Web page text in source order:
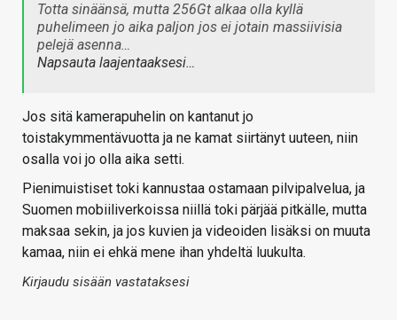
Totta sinäänsä, mutta 256Gt alkaa olla kyllä
puhelimeen jo aika paljon jos ei jotain massiivisia
pelejä asenna…
Napsauta laajentaaksesi…
Jos sitä kamerapuhelin on kantanut jo
toistakymmentävuotta ja ne kamat siirtänyt uuteen, niin
osalla voi jo olla aika setti.
Pienimuistiset toki kannustaa ostamaan pilvipalvelua, ja
Suomen mobiiliverkoissa niillä toki pärjää pitkälle, mutta
maksaa sekin, ja jos kuvien ja videoiden lisäksi on muuta
kamaa, niin ei ehkä mene ihan yhdeltä luukulta.
Kirjaudu sisään vastataksesi